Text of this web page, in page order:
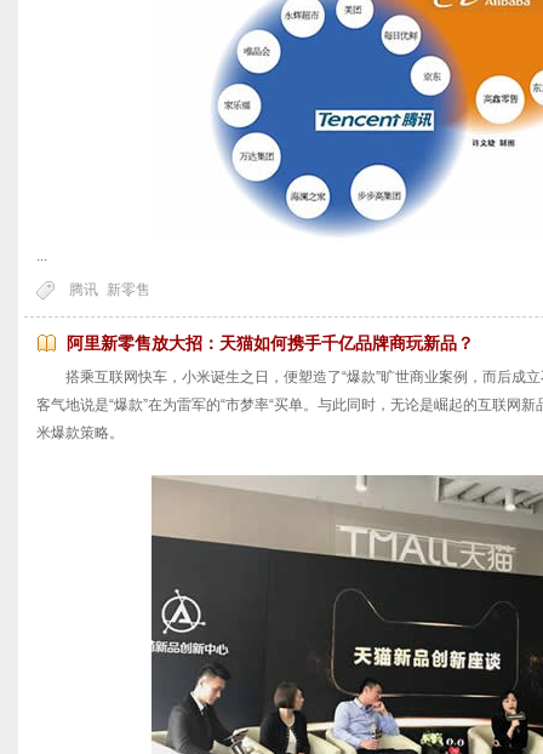
...
腾讯 新零售
阿里新零售放大招：天猫如何携手千亿品牌商玩新品？
搭乘互联网快车，小米诞生之日，便塑造了“爆款”旷世商业案例，而后成
客气地说是“爆款”在为雷军的“市梦率“买单。与此同时，无论是崛起的互联网
米爆款策略。